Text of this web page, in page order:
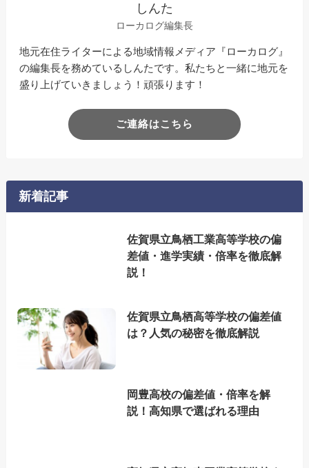
しんた
ローカログ編集長
地元在住ライターによる地域情報メディア『ローカログ』
の編集長を務めているしんたです。私たちと一緒に地元を
盛り上げていきましょう！頑張ります！
ご連絡はこちら
新着記事
佐賀県立鳥栖工業高等学校の偏
差値・進学実績・倍率を徹底解
説！
佐賀県立鳥栖高等学校の偏差値
は？人気の秘密を徹底解説
岡豊高校の偏差値・倍率を解
説！高知県で選ばれる理由